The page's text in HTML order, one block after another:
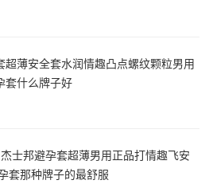
超薄安全套水润情趣凸点螺纹颗粒男用
套什么牌子好
士邦避孕套超薄男用正品打情趣飞安
套那种牌子的最舒服